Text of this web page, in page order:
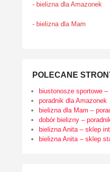
- bielizna dla Amazonek
- bielizna dla Mam
POLECANE
biustonosze sportowe –
poradnik dla Amazonek
bielizna dla Mam –
dobór bielizny –
bielizna Anita – sklep
bielizna Anita – sklep